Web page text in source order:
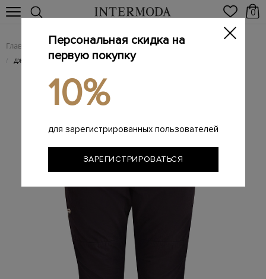
0
Главная Мужчинам / Одежда / Мужские джинсы
/ джинсы
Персональная скидка на
первую покупку
10%
для зарегистрированных пользователей
ЗАРЕГИСТРИРОВАТЬСЯ